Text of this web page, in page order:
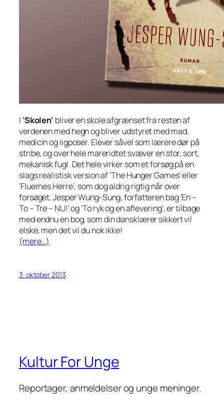
I ’Skolen’ bliver en skole afgrænset fra resten af
verdenen med hegn og bliver udstyret med mad,
medicin og ligposer. Elever såvel som lærere dør på
stribe, og over hele mareridtet svæver en stor, sort,
mekanisk fugl. Det hele virker som et forsøg på en
slags realistisk version af ‘The Hunger Games’ eller
‘Fluernes Herre’, som dog aldrig rigtig når over
forsøget. Jesper Wung-Sung, forfatteren bag ’En –
To – Tre – NU!’ og ’To ryk og en aflevering’, er tilbage
med endnu en bog, som din dansklærer sikkert vil
elske, men det vil du nok ikke!
(mere…)
3. oktober 2013
Kultur For Unge
Reportager, anmeldelser og unge meninger.